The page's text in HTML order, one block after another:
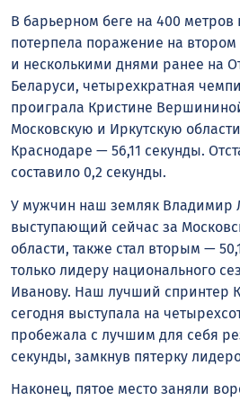
В барьерном беге на 400
потерпела поражение на
и несколькими днями ранее на
Беларуси, четырехкратная
проиграла Кристине
Московскую и Иркутскую
Краснодаре — 56,11 секунды.
составило 0,2 секунды.
У мужчин наш земляк Владимир
выступающий сейчас за
области, также стал вторым —
только лидеру национального
Иванову. Наш лучший спринтер
сегодня выступала на
пробежала с лучшим для себя
секунды, замкнув пятерку
Наконец, пятое место заняли